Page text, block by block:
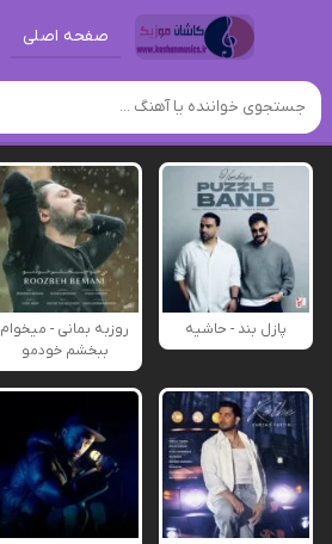
صفحه اصلی
پازل بند - حاشیه
روزبه بمانی - میخوام
ببخشم خودمو